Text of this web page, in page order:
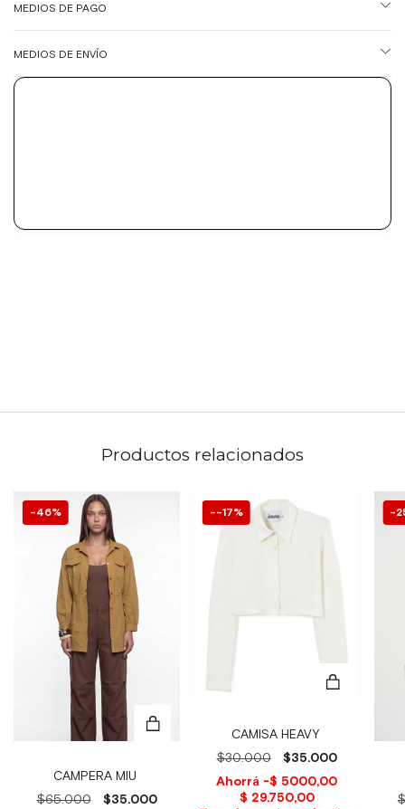
MEDIOS DE PAGO
MEDIOS DE ENVÍO
Productos relacionados
46%
CAMPERA MIU
$65.000
$35.000
-17%
CAMISA HEAVY
$30.000
$35.000